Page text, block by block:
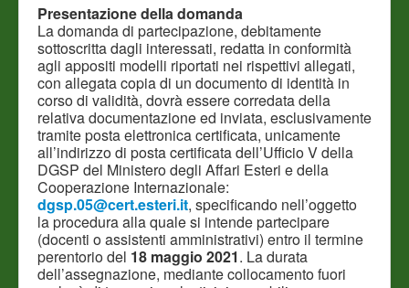
Presentazione della domanda
La domanda di partecipazione, debitamente
sottoscritta dagli interessati, redatta in conformità
agli appositi modelli riportati nei rispettivi allegati,
con allegata copia di un documento di identità in
corso di validità, dovrà essere corredata della
relativa documentazione ed inviata, esclusivamente
tramite posta elettronica certificata, unicamente
all’indirizzo di posta certificata dell’Ufficio V della
DGSP del Ministero degli Affari Esteri e della
Cooperazione Internazionale:
dgsp.05@cert.esteri.it, specificando nell’oggetto
la procedura alla quale si intende partecipare
(docenti o assistenti amministrativi) entro il termine
perentorio del 18 maggio 2021. La durata
dell’assegnazione, mediante collocamento fuori